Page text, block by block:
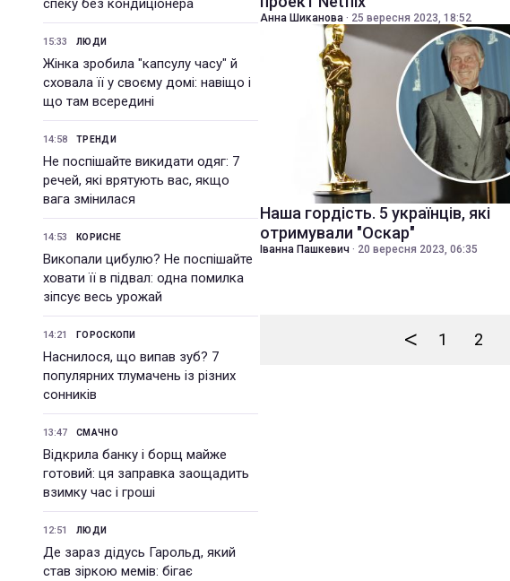
спеку без кондиціонера
15:33 ЛЮДИ
Жінка зробила "капсулу часу" й
сховала її у своєму домі: навіщо і
що там всередині
14:58 ТРЕНДИ
Не поспішайте викидати одяг: 7
речей, які врятують вас, якщо
вага змінилася
14:53 КОРИСНЕ
Викопали цибулю? Не поспішайте
ховати її в підвал: одна помилка
зіпсує весь урожай
14:21 ГОРОСКОПИ
Наснилося, що випав зуб? 7
популярних тлумачень із різних
сонників
13:47 СМАЧНО
Відкрила банку і борщ майже
готовий: ця заправка заощадить
взимку час і гроші
12:51 ЛЮДИ
Де зараз дідусь Гарольд, який
став зіркою мемів: бігає
Анна Шиканова · 25 вересня 2023, 18:52
Наша гордість. 5 українців, які
отримували "Оскар"
Іванна Пашкевич · 20 вересня 2023, 06:35
< 1 2